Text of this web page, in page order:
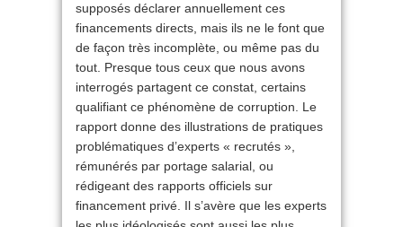
supposés déclarer annuellement ces
financements directs, mais ils ne le font que
de façon très incomplète, ou même pas du
tout. Presque tous ceux que nous avons
interrogés partagent ce constat, certains
qualifiant ce phénomène de corruption. Le
rapport donne des illustrations de pratiques
problématiques d’experts « recrutés »,
rémunérés par portage salarial, ou
rédigeant des rapports officiels sur
financement privé. Il s’avère que les experts